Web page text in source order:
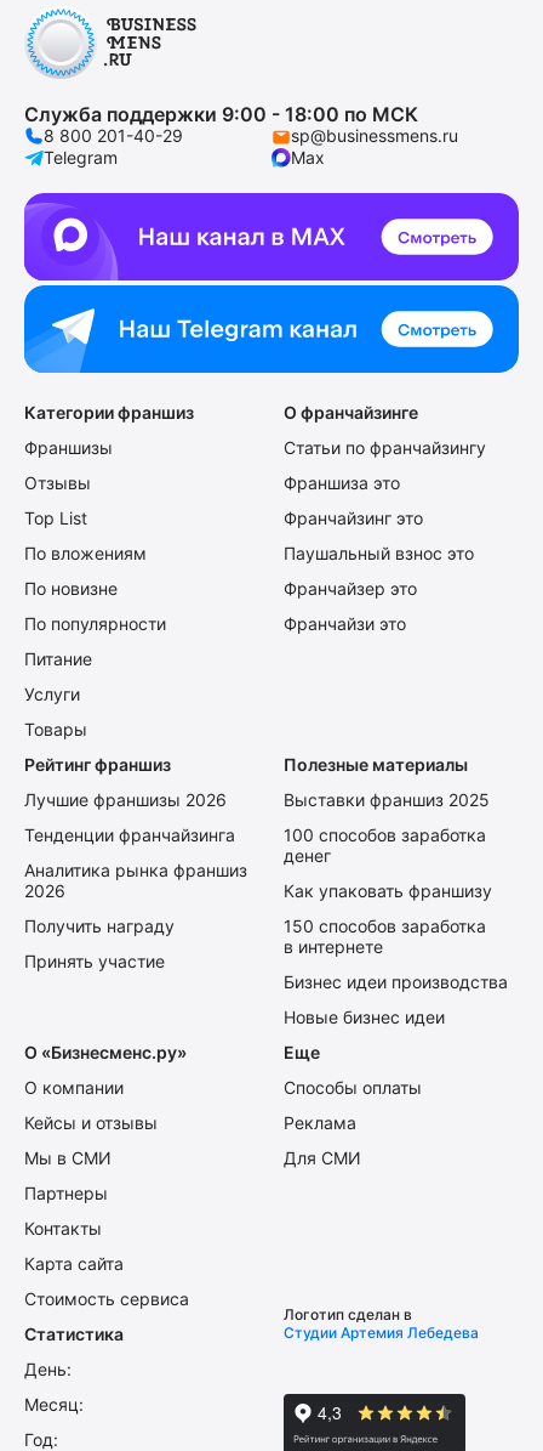
Служба поддержки 9:00 - 18:00 по МСК
8 800 201-40-29
sp@businessmens.ru
Telegram
Max
Категории франшиз
Франшизы
Отзывы
Top List
По вложениям
По новизне
По популярности
Питание
Услуги
Товары
О франчайзинге
Статьи по франчайзингу
Франшиза это
Франчайзинг это
Паушальный взнос это
Франчайзер это
Франчайзи это
Рейтинг франшиз
Лучшие франшизы 2026
Тенденции франчайзинга
Аналитика рынка франшиз
2026
Получить награду
Принять участие
Полезные материалы
Выставки франшиз 2025
100 способов заработка
денег
Как упаковать франшизу
150 способов заработка
в интернете
Бизнес идеи производства
Новые бизнес идеи
О «Бизнесменс.ру»
О компании
Кейсы и отзывы
Мы в СМИ
Партнеры
Контакты
Карта сайта
Стоимость сервиса
Еще
Способы оплаты
Реклама
Для СМИ
Статистика
День:
Месяц:
Год:
Логотип сделан в
Студии Артемия Лебедева